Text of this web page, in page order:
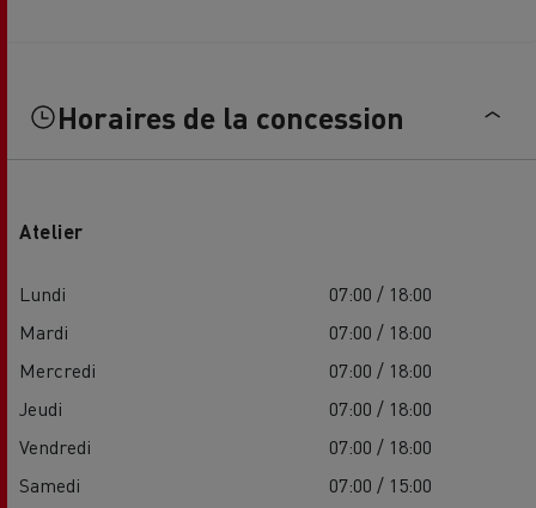
Horaires de la concession
Atelier
Lundi
07:00 / 18:00
Mardi
07:00 / 18:00
Mercredi
07:00 / 18:00
Jeudi
07:00 / 18:00
Vendredi
07:00 / 18:00
Samedi
07:00 / 15:00